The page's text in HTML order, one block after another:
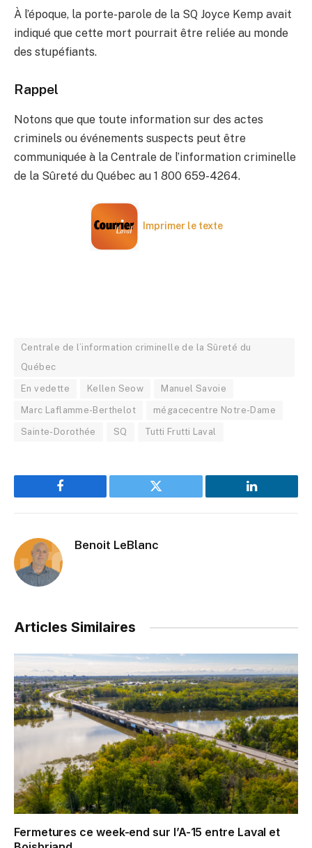
À l’époque, la porte-parole de la SQ Joyce Kemp avait
indiqué que cette mort pourrait être reliée au monde
des stupéfiants.
Rappel
Notons que que toute information sur des actes
criminels ou événements suspects peut être
communiquée à la Centrale de l’information criminelle
de la Sûreté du Québec au 1 800 659-4264.
Imprimer le texte
Centrale de l’information criminelle de la Sûreté du
Québec
En vedette Kellen Seow Manuel Savoie
Marc Laflamme-Berthelot mégacecentre Notre-Dame
Sainte-Dorothée SQ Tutti Frutti Laval
Facebook Twitter LinkedIn
Benoit LeBlanc
Articles Similaires
Fermetures ce week-end sur l’A-15 entre Laval et